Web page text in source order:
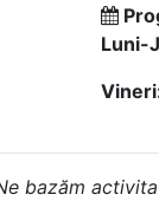
Luni-
bazăm